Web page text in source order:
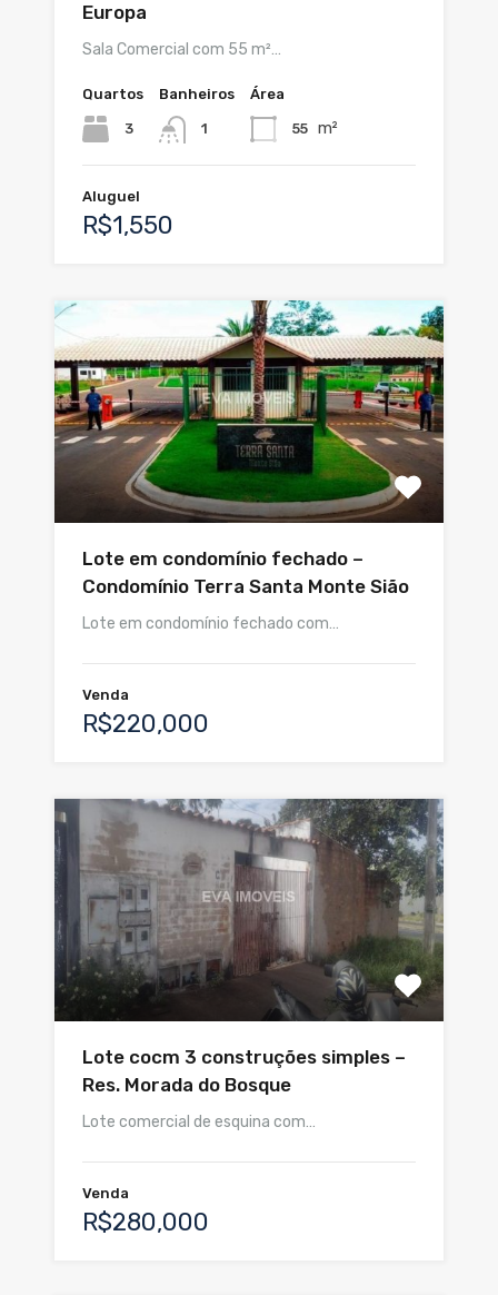
Europa
Sala Comercial com 55 m²…
Quartos
3
Banheiros
1
Área
55 m²
Aluguel
R$1,550
Lote em condomínio fechado –
Condomínio Terra Santa Monte Sião
Lote em condomínio fechado com…
Venda
R$220,000
Lote cocm 3 construções simples –
Res. Morada do Bosque
Lote comercial de esquina com…
Venda
R$280,000